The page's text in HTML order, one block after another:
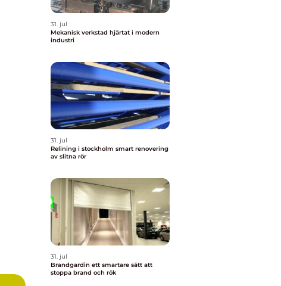
31. jul
Mekanisk verkstad hjärtat i modern
industri
31. jul
Relining i stockholm smart renovering
av slitna rör
31. jul
Brandgardin ett smartare sätt att
stoppa brand och rök